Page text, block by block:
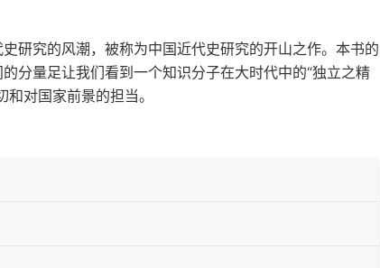
研究的风潮，被称为中国近代史研究的开山之作。本书的
分量足让我们看到一个知识分子在大时代中的“独立之精
对国家前景的担当。